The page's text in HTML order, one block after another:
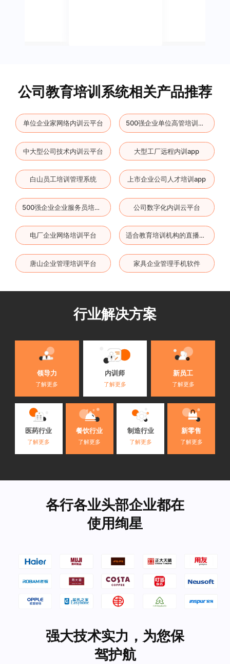
公司教育培训系统相关产品推荐
单位企业家网络内训云平台 500强企业单位高管培训云平台
中大型公司技术内训云平台 大型工厂远程内训app
白山员工培训管理系统 上市企业公司人才培训app
500强企业企业服务员培训工具 公司数字化内训云平台
电厂企业网络培训平台 适合教育培训机构的直播平台
唐山企业管理培训平台 家具企业管理手机软件
行业解决方案
领导力
了解更多
内训师
了解更多
新员工
了解更多
医药行业
了解更多
餐饮行业
了解更多
制造行业
了解更多
新零售
了解更多
各行各业头部企业都在
使用绚星
强大技术实力，为您保
驾护航